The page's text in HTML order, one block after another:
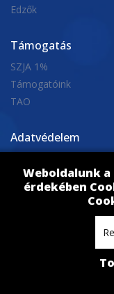
okt. 17, 2024
Edzők
Támogatás
SZJA 1%
Támogatóink
TAO
Adatvédelem
Weboldalunk
érdekében